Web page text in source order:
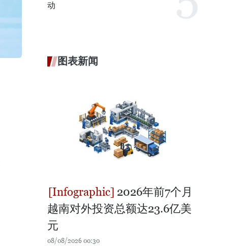
动
图表新闻
2026年前7个月
越南对外投资总额达23.6亿美
元
08/08/2026 00:30